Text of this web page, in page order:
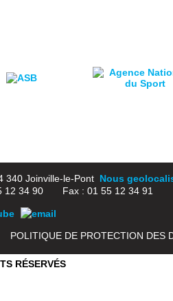
340 Joinville-le-Pont Nous
90 Fax : 01 55 12 34 91
POLITIQUE DE PROTECTION DES
RÉSERVÉS